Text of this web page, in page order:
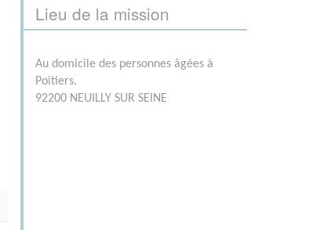
Lieu de la mission
Au domicile des personnes âgées à
Poitiers.
92200 NEUILLY SUR SEINE